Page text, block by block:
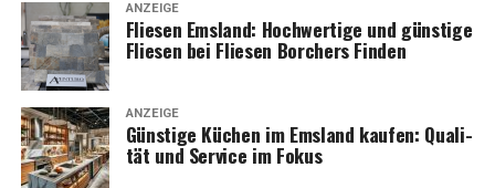
ANZEIGE
Flie­sen Ems­land: Hoch­wer­ti­ge und güns­ti­ge
Flie­sen bei Flie­sen Bor­chers Finden
ANZEIGE
Güns­ti­ge Küchen im Ems­land kau­fen: Qua­li­
tät und Ser­vice im Fokus